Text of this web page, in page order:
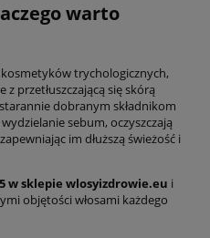
warto
trychologicznych,
przetłuszczającą się skórą
dobranym składnikom
sebum, oczyszczają
im dłuższą świeżość i
w sklepie wlosyizdrowie.eu i
objętości włosami każdego